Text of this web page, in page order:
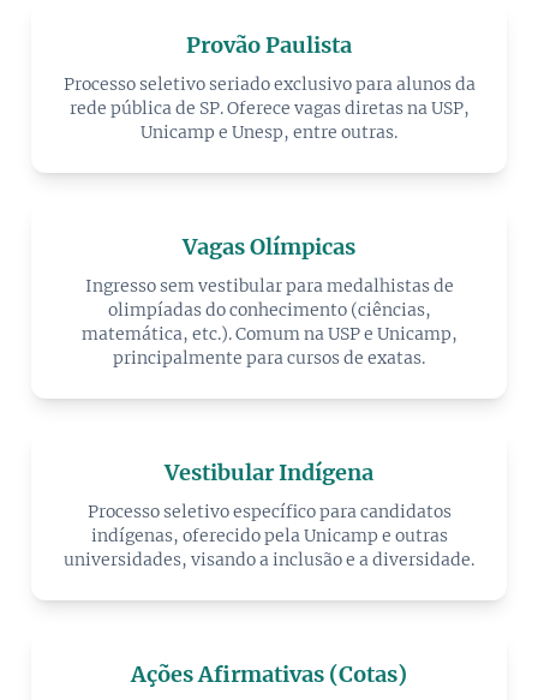
Provão Paulista
Processo seletivo seriado exclusivo para alunos da
rede pública de SP. Oferece vagas diretas na USP,
Unicamp e Unesp, entre outras.
Vagas Olímpicas
Ingresso sem vestibular para medalhistas de
olimpíadas do conhecimento (ciências,
matemática, etc.). Comum na USP e Unicamp,
principalmente para cursos de exatas.
Vestibular Indígena
Processo seletivo específico para candidatos
indígenas, oferecido pela Unicamp e outras
universidades, visando a inclusão e a diversidade.
Ações Afirmativas (Cotas)